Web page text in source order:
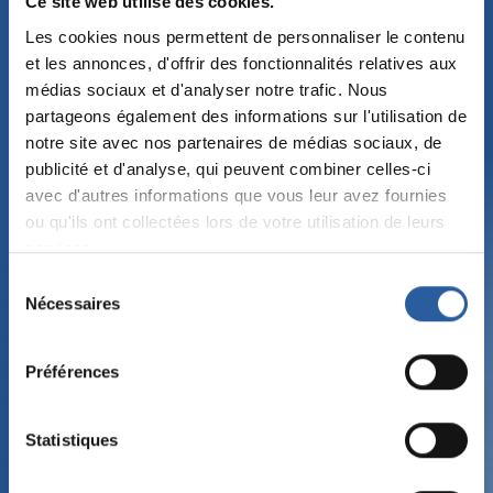
Les cookies nous permettent de personnaliser le contenu
et les annonces, d'offrir des fonctionnalités relatives aux
médias sociaux et d'analyser notre trafic. Nous
partageons également des informations sur l'utilisation de
notre site avec nos partenaires de médias sociaux, de
publicité et d'analyse, qui peuvent combiner celles-ci
avec d'autres informations que vous leur avez fournies
ou qu'ils ont collectées lors de votre utilisation de leurs
services.
Nécessaires
Préférences
StatistiquesNos atouts qualité